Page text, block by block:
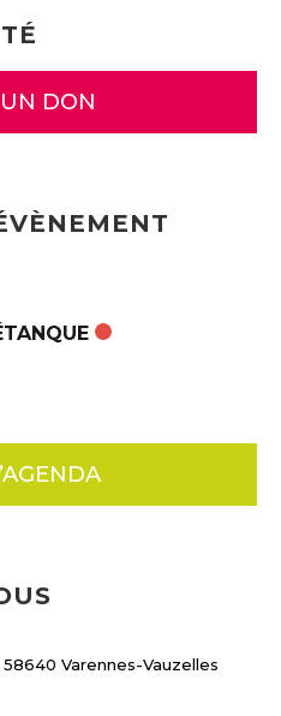
DON
Varennes-Vauzelles